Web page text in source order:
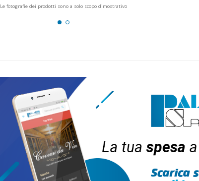
Le fotografie dei prodotti sono a solo scopo dimostrativo